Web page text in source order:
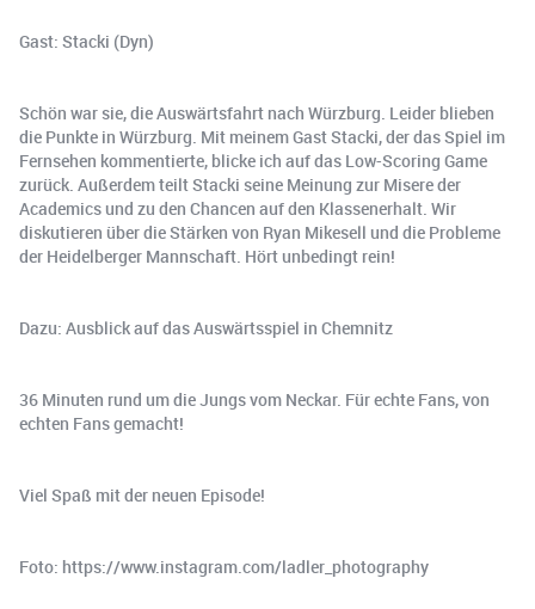
Gast: Stacki (Dyn)
Schön war sie, die Auswärtsfahrt nach Würzburg. Leider blieben
die Punkte in Würzburg. Mit meinem Gast Stacki, der das Spiel im
Fernsehen kommentierte, blicke ich auf das Low-Scoring Game
zurück. Außerdem teilt Stacki seine Meinung zur Misere der
Academics und zu den Chancen auf den Klassenerhalt. Wir
diskutieren über die Stärken von Ryan Mikesell und die Probleme
der Heidelberger Mannschaft. Hört unbedingt rein!
Dazu: Ausblick auf das Auswärtsspiel in Chemnitz
36 Minuten rund um die Jungs vom Neckar. Für echte Fans, von
echten Fans gemacht!
Viel Spaß mit der neuen Episode!
Foto: https://www.instagram.com/ladler_photography